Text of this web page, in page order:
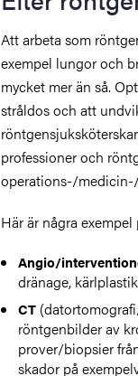
Att arbeta som
exempel lungor och
mycket mer än så.
stråldos och att
professioner och
operations-/
Här är några
Angio/
dränage, kärlplastik
CT
röntgenbilder av
prover/biopsier
skador på